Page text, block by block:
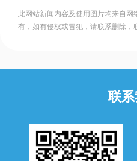
此网站新闻内容及使用图片均来自
有，如有侵权或冒犯，请联系删除
联